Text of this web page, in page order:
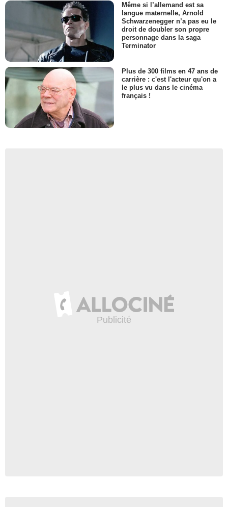
Même si l’allemand est sa
langue maternelle, Arnold
Schwarzenegger n’a pas eu le
droit de doubler son propre
personnage dans la saga
Terminator
Plus de 300 films en 47 ans de
carrière : c'est l'acteur qu'on a
le plus vu dans le cinéma
français !